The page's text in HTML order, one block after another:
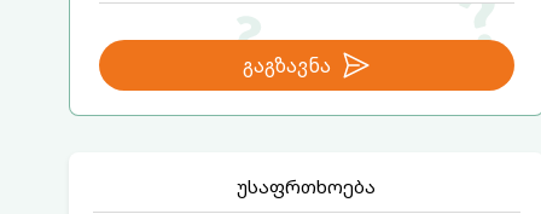
გაგზავნა
უსაფრთხოება